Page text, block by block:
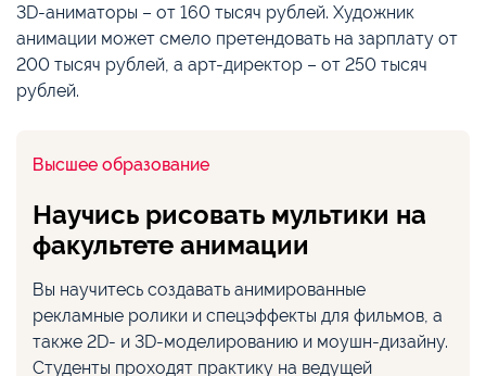
3D-аниматоры – от 160 тысяч рублей. Художник
анимации может смело претендовать на зарплату от
200 тысяч рублей, а арт-директор – от 250 тысяч
рублей.
Высшее образование
Научись рисовать мультики на
факультете анимации
Вы научитесь создавать анимированные
рекламные ролики и спецэффекты для фильмов, а
также 2D- и 3D-моделированию и моушн-дизайну.
Студенты проходят практику на ведущей